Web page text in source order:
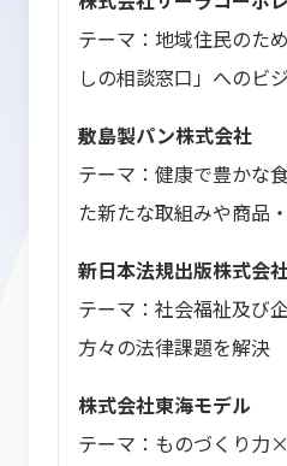
テーマ：地域住民のた
しの相談窓口」へのビ
敷島製パン株式会社
テーマ：健康で豊かな
た新たな取組みや商品
新日本法規出版株式会
テーマ：社会福祉及び
方々の法律課題を解決
株式会社東海モデル
テーマ：ものづくり力